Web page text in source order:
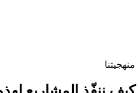
منهجيتنا